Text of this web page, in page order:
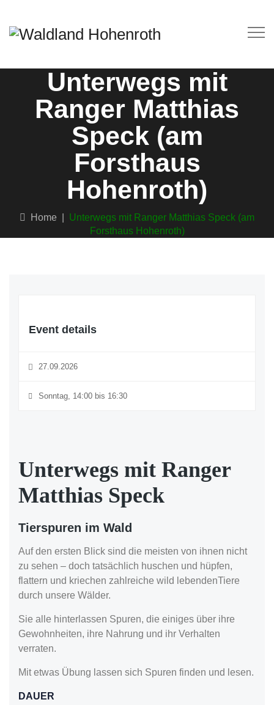
Unterwegs mit
Ranger Matthias
Speck (am
Forsthaus
Hohenroth)
Home
Unterwegs mit Ranger Matthias Speck (am
Forsthaus Hohenroth)
Event details
27.09.2026
Sonntag, 14:00 bis 16:30
Unterwegs mit Ranger
Matthias Speck
Tierspuren im Wald
Auf den ersten Blick sind die meisten von ihnen nicht
zu sehen – doch tatsächlich huschen und hüpfen,
flattern und kriechen zahlreiche wild lebendenTiere
durch unsere Wälder.
Sie alle hinterlassen Spuren, die einiges über ihre
Gewohnheiten, ihre Nahrung und ihr Verhalten
verraten.
Mit etwas Übung lassen sich Spuren finden und lesen.
DAUER